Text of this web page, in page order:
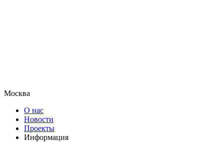
Москва
О нас
Новости
Проекты
Информация